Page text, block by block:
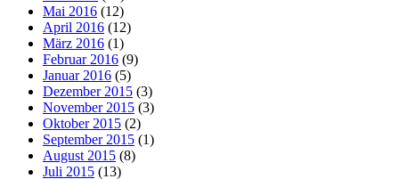
Mai 2016 (12)
April 2016 (12)
März 2016 (1)
Februar 2016 (9)
Januar 2016 (5)
Dezember 2015 (3)
November 2015 (3)
Oktober 2015 (2)
September 2015 (1)
August 2015 (8)
Juli 2015 (13)